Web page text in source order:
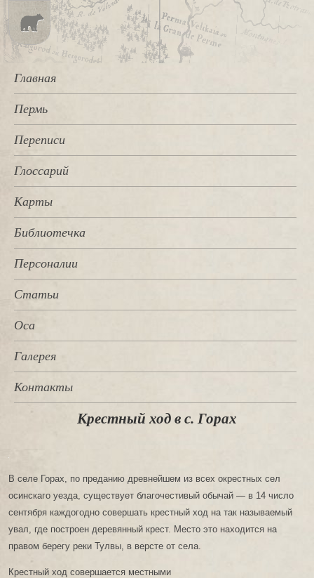
Главная
Пермь
Переписи
Глоссарий
Карты
Библиотечка
Персоналии
Статьи
Оса
Галерея
Контакты
Крестный ход в с. Горах
В селе Горах, по преданию древнейшем из всех окрестных сел
осинскаго уезда, существует благочестивый обычай — в 14 число
сентября каждогодно совершать крестный ход на так называемый
увал, где построен деревянный крест. Место это находится на
правом берегу реки Тулвы, в версте от села.
Крестный ход совершается местными